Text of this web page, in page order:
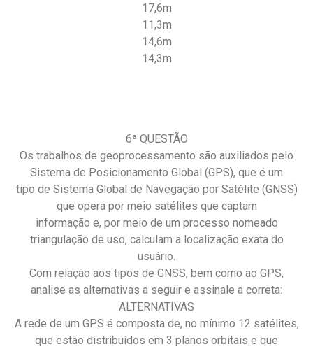
17,6m
11,3m
14,6m
14,3m
6ª QUESTÃO
Os trabalhos de geoprocessamento são auxiliados pelo
Sistema de Posicionamento Global (GPS), que é um
tipo de Sistema Global de Navegação por Satélite (GNSS)
que opera por meio satélites que captam
informação e, por meio de um processo nomeado
triangulação de uso, calculam a localização exata do
usuário.
Com relação aos tipos de GNSS, bem como ao GPS,
analise as alternativas a seguir e assinale a correta:
ALTERNATIVAS
A rede de um GPS é composta de, no mínimo 12 satélites,
que estão distribuídos em 3 planos orbitais e que